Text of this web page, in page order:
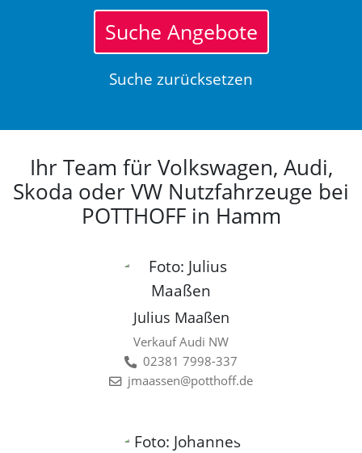
Suche Angebote
Suche zurücksetzen
Ihr Team für Volkswagen, Audi,
Skoda oder VW Nutzfahrzeuge bei
POTTHOFF in Hamm
Julius Maaßen
Verkauf Audi NW
02381 7998-337
jmaassen@potthoff.de